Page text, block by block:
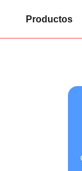
Productos